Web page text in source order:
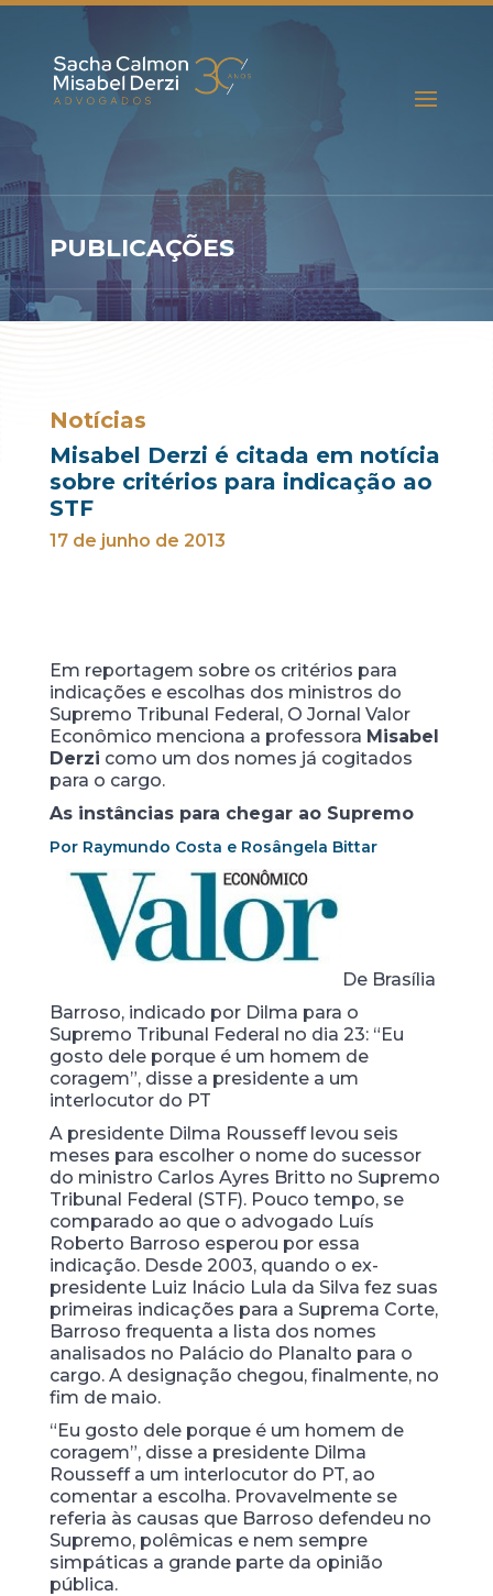
PUBLICAÇÕES
Notícias
Misabel Derzi é citada em notícia
sobre critérios para indicação ao
STF
17 de junho de 2013
Em reportagem sobre os critérios para
indicações e escolhas dos ministros do
Supremo Tribunal Federal, O Jornal Valor
Econômico menciona a professora Misabel
Derzi como um dos nomes já cogitados
para o cargo.
As instâncias para chegar ao Supremo
Por Raymundo Costa e Rosângela Bittar
De Brasília
Barroso, indicado por Dilma para o
Supremo Tribunal Federal no dia 23: “Eu
gosto dele porque é um homem de
coragem”, disse a presidente a um
interlocutor do PT
A presidente Dilma Rousseff levou seis
meses para escolher o nome do sucessor
do ministro Carlos Ayres Britto no Supremo
Tribunal Federal (STF). Pouco tempo, se
comparado ao que o advogado Luís
Roberto Barroso esperou por essa
indicação. Desde 2003, quando o ex-
presidente Luiz Inácio Lula da Silva fez suas
primeiras indicações para a Suprema Corte,
Barroso frequenta a lista dos nomes
analisados no Palácio do Planalto para o
cargo. A designação chegou, finalmente, no
fim de maio.
“Eu gosto dele porque é um homem de
coragem”, disse a presidente Dilma
Rousseff a um interlocutor do PT, ao
comentar a escolha. Provavelmente se
referia às causas que Barroso defendeu no
Supremo, polêmicas e nem sempre
simpáticas a grande parte da opinião
pública.